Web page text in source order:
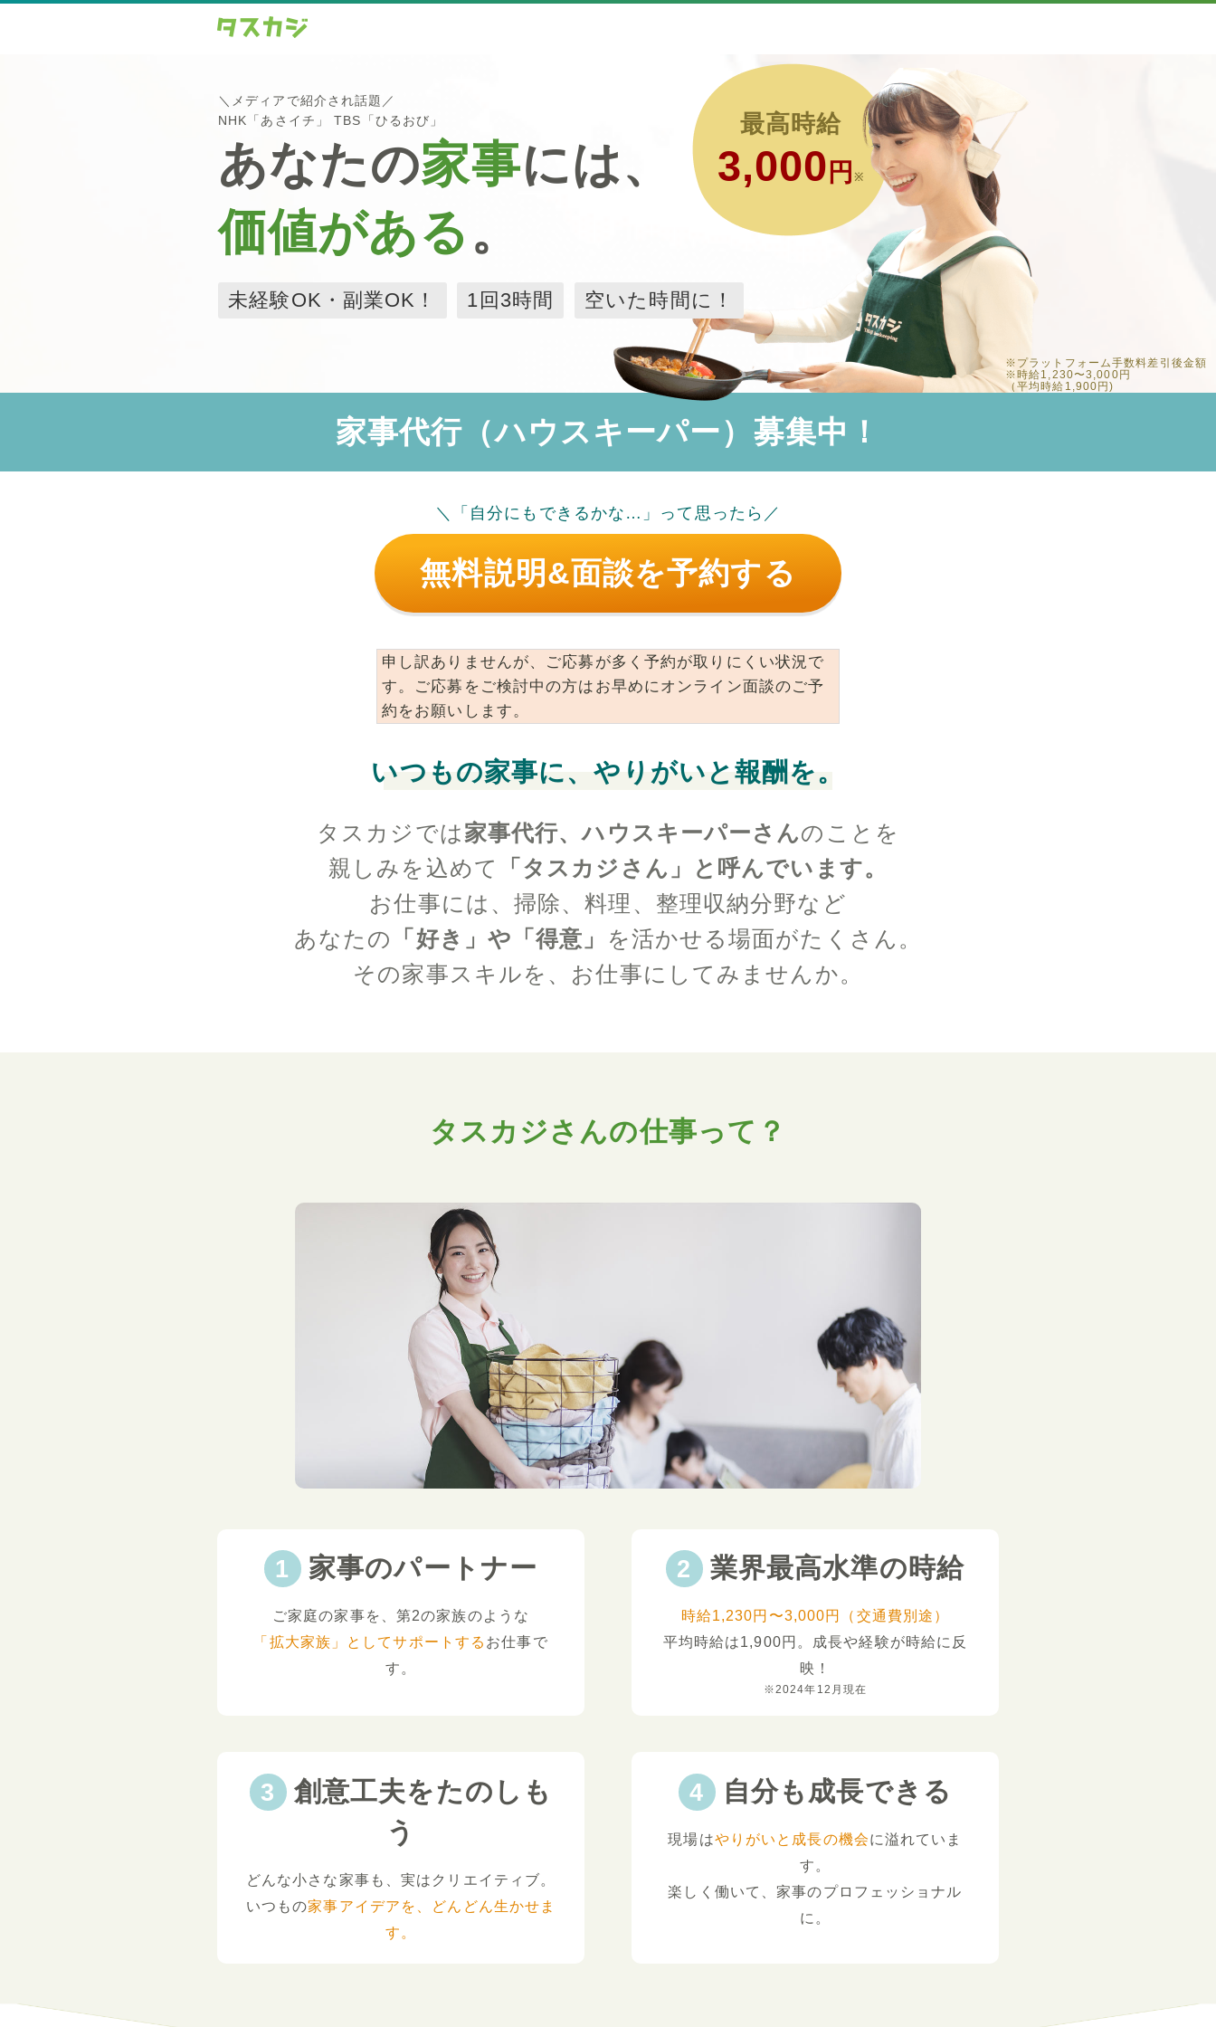
最高時給
3,000 円※
＼メディアで紹介され話題／
NHK「あさイチ」 TBS「ひるおび」
あなたの家事には、
価値がある 。
未経験OK・副業OK！ 1回3時間 空いた時間に！
※プラットフォーム手数料差引後金額
※時給1,230〜3,000円
（平均時給1,900円)
家事代行（ハウスキーパー）募集中！
＼「自分にもできるかな…」って思ったら／
無料説明&面談を予約する
申し訳ありませんが、ご応募が多く予約が取りにくい状況で
す。ご応募をご検討中の方はお早めにオンライン面談のご予
約をお願いします。
いつもの家事に、やりがいと報酬を。
タスカジでは家事代行、ハウスキーパーさんのことを
親しみを込めて
「タスカジさん」と呼んでいます。
お仕事には、掃除、料理、整理収納分野など
あなたの
「好き」や「得意」
を活かせる場面がたくさん。
その家事スキルを、お仕事にしてみませんか。
タスカジさんの仕事って？
家事のパートナー
ご家庭の家事を、第2の家族のような
「拡大家族」としてサポートする お仕事で
す。
業界最高水準の時給
時給1,230円〜3,000円（交通費別途）
平均時給は1,900円。
成長や経験が時給に反
映！
※2024年12月現在
創意工夫をたのしも
う
どんな小さな家事も、実はクリエイティブ。
いつもの家事アイデアを、どんどん生かせま
す。
自分も成長できる
現場はやりがいと成長の機会に溢れていま
す。
楽しく働いて、家事のプロフェッショナル
に。